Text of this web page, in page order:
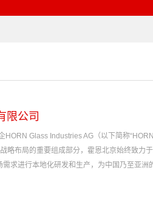
限公司
Glass Industries AG（以下简称
略布局的重要组成部分，霍恩北京始终致力
求进行本地化研发和生产，为中国乃至亚洲